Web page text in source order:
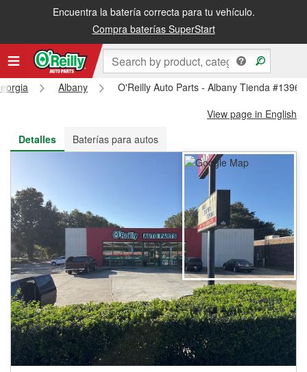
Encuentra la batería correcta para tu vehículo.
Compra baterías SuperStart
Recibe tu orden gratis al día siguiente o recógela en la tienda
Albany
O'Reilly Auto Parts - Albany Tienda #1396
View page in English
Detalles
Baterías para autos